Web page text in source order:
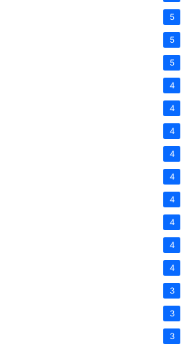
5
5
5
4
4
4
4
4
4
4
4
4
3
3
3